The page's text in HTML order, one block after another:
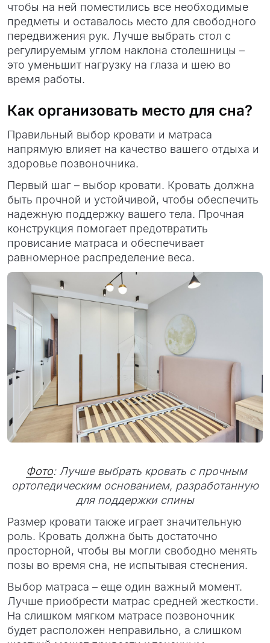
чтобы на ней поместились все необходимые
предметы и оставалось место для свободного
передвижения рук. Лучше выбрать стол с
регулируемым углом наклона столешницы –
это уменьшит нагрузку на глаза и шею во
время работы.
Как организовать место для сна?
Правильный выбор кровати и матраса
напрямую влияет на качество вашего отдыха и
здоровье позвоночника.
Первый шаг – выбор кровати. Кровать должна
быть прочной и устойчивой, чтобы обеспечить
надежную поддержку вашего тела. Прочная
конструкция помогает предотвратить
провисание матраса и обеспечивает
равномерное распределение веса.
Фото: Лучше выбрать кровать с прочным
ортопедическим основанием, разработанную
для поддержки спины
Размер кровати также играет значительную
роль. Кровать должна быть достаточно
просторной, чтобы вы могли свободно менять
позы во время сна, не испытывая стеснения.
Выбор матраса – еще один важный момент.
Лучше приобрести матрас средней жесткости.
На слишком мягком матрасе позвоночник
будет расположен неправильно, а слишком